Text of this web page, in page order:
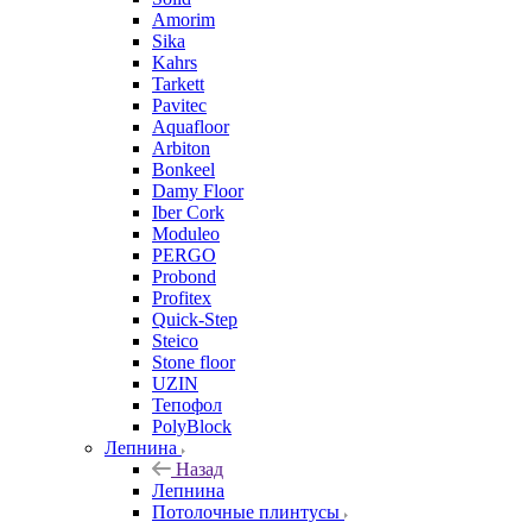
Amorim
Sika
Kahrs
Tarkett
Pavitec
Aquafloor
Arbiton
Bonkeel
Damy Floor
Iber Cork
Moduleo
PERGO
Probond
Profitex
Quick-Step
Steico
Stone floor
UZIN
Тепофол
PolyBlock
Лепнина
Назад
Лепнина
Потолочные плинтусы